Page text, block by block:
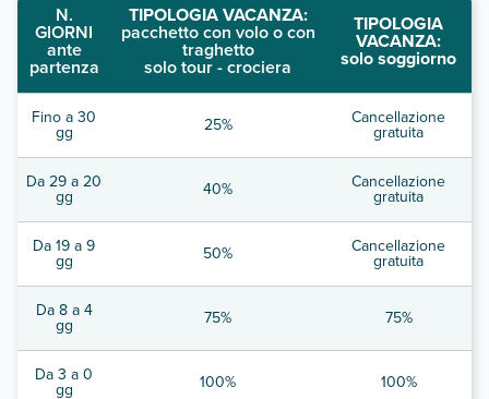
N.
GIORNI
ante
partenza
TIPOLOGIA VACANZA:
pacchetto con volo o con
traghetto
solo tour - crociera
TIPOLOGIA
VACANZA:
solo soggiorno
Fino a 30
gg 25% Cancellazione
gratuita
Da 29 a 20
gg 40% Cancellazione
gratuita
Da 19 a 9
gg 50% Cancellazione
gratuita
Da 8 a 4
gg 75% 75%
Da 3 a 0
gg 100% 100%